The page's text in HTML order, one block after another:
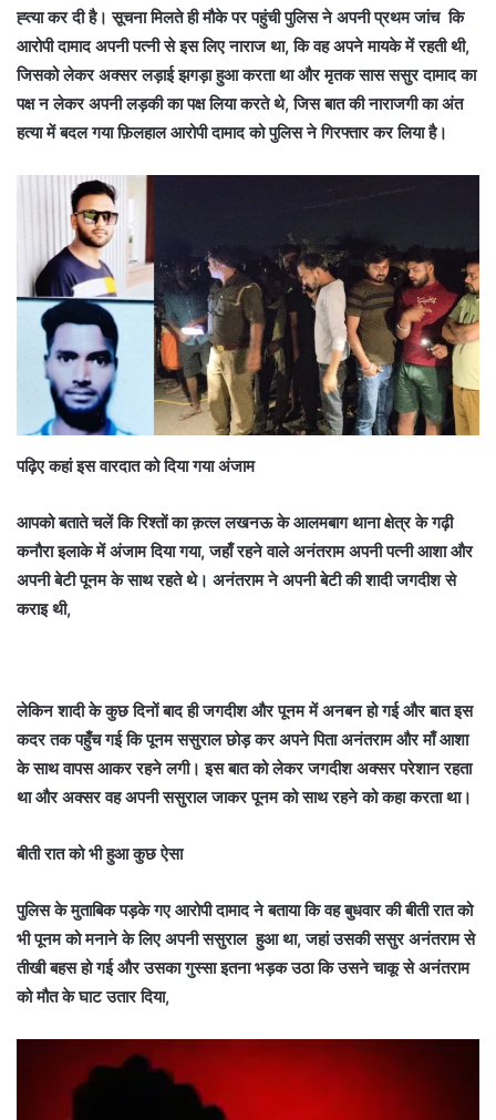
ह्त्या कर दी है। सूचना मिलते ही मौके पर पहुंची पुलिस ने अपनी प्रथम जांच कि
आरोपी दामाद अपनी पत्नी से इस लिए नाराज था, कि वह अपने मायके में रहती थी,
जिसको लेकर अक्सर लड़ाई झगड़ा हुआ करता था और मृतक सास ससुर दामाद का
पक्ष न लेकर अपनी लड़की का पक्ष लिया करते थे, जिस बात की नाराजगी का अंत
हत्या में बदल गया फ़िलहाल आरोपी दामाद को पुलिस ने गिरफ्तार कर लिया है।
पढ़िए कहां इस वारदात को दिया गया अंजाम
आपको बताते चलें कि रिश्तों का क़त्ल लखनऊ के आलमबाग थाना क्षेत्र के गढ़ी
कनौरा इलाके में अंजाम दिया गया, जहाँ रहने वाले अनंतराम अपनी पत्नी आशा और
अपनी बेटी पूनम के साथ रहते थे। अनंतराम ने अपनी बेटी की शादी जगदीश से
कराइ थी,
लेकिन शादी के कुछ दिनों बाद ही जगदीश और पूनम में अनबन हो गई और बात इस
कदर तक पहुँच गई कि पूनम ससुराल छोड़ कर अपने पिता अनंतराम और माँ आशा
के साथ वापस आकर रहने लगी। इस बात को लेकर जगदीश अक्सर परेशान रहता
था और अक्सर वह अपनी ससुराल जाकर पूनम को साथ रहने को कहा करता था।
बीती रात को भी हुआ कुछ ऐसा
पुलिस के मुताबिक पड़के गए आरोपी दामाद ने बताया कि वह बुधवार की बीती रात को
भी पूनम को मनाने के लिए अपनी ससुराल हुआ था, जहां उसकी ससुर अनंतराम से
तीखी बहस हो गई और उसका गुस्सा इतना भड़क उठा कि उसने चाकू से अनंतराम
को मौत के घाट उतार दिया,